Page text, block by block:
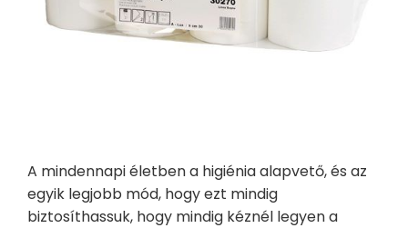
A mindennapi életben a higiénia alapvető, és az
egyik legjobb mód, hogy ezt mindig
biztosíthassuk, hogy mindig kéznél legyen a